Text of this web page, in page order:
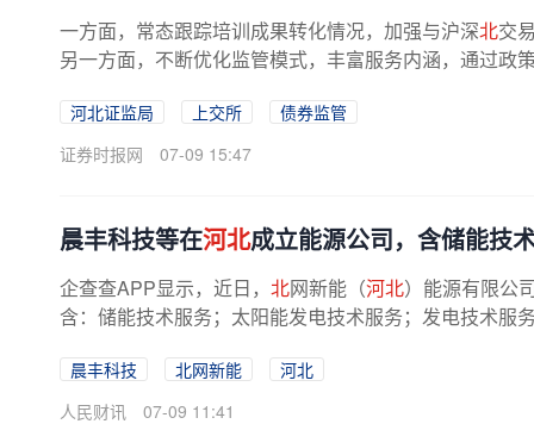
一方面，常态跟踪培训成果转化情况，加强与沪深北交
另一方面，不断优化监管模式，丰富服务内涵，通过政
河北证监局 上交所
债券监管
证券时报网
07-09 15:47
晨丰科技等在河北成立能源公司，含储能技
企查查APP显示，近日， 北网新能（河北）能源有限公
含：储能技术服务；太阳能发电技术服务；发电技术服
晨丰科技 北网新能
河北
人民财讯
07-09 11:41